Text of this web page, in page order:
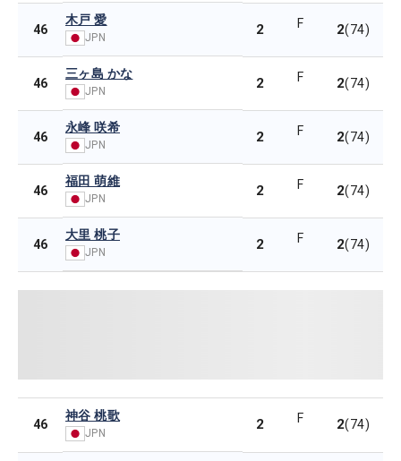
46
木戸 愛
JPN 2 F 2(74)
46
三ヶ島 かな
JPN 2 F 2(74)
46
永峰 咲希
JPN 2 F 2(74)
46
福田 萌維
JPN 2 F 2(74)
46
大里 桃子
JPN 2 F 2(74)
46
神谷 桃歌
JPN
2 F 2(74)